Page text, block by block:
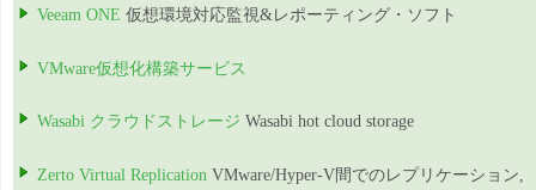
Veeam ONE 仮想環境対応監視&レポーティング・ソフト
VMware仮想化構築サービス
Wasabi クラウドストレージ Wasabi hot cloud storage
Zerto Virtual Replication VMware/Hyper-V間でのレプリケーション,